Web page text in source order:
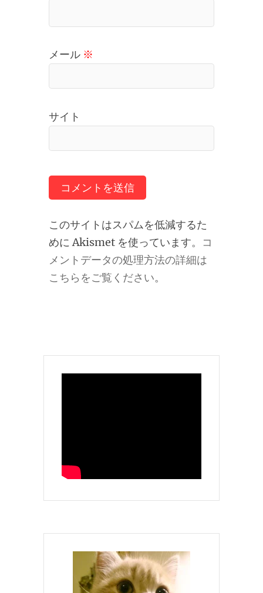
メール ※
サイト
このサイトはスパムを低減するた
めに Akismet を使っています。 コ
メントデータの処理方法の詳細は
こちらをご覧ください。